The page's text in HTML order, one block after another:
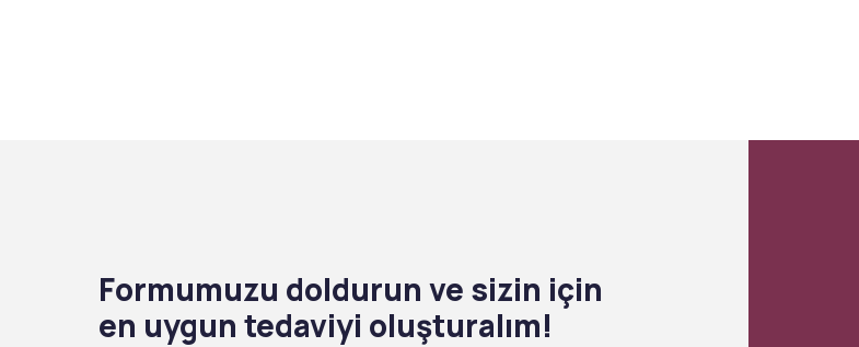
Formumuzu doldurun ve sizin için
en uygun tedaviyi oluşturalım!